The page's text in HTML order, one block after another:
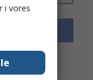
i vores